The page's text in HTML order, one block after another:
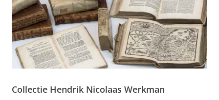
Collectie Hendrik Nicolaas Werkman